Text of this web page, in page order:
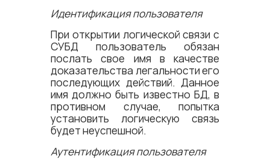
Идентификация пользователя
При открытии логической связи с
СУБД пользователь обязан
послать свое имя в качестве
доказательства легальности его
последующих действий. Данное
имя должно быть известно БД, в
противном случае, попытка
установить логическую связь
будет неуспешной.
Аутентификация пользователя